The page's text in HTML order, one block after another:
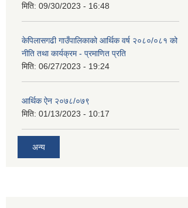
मिति: 09/30/2023 - 16:48
केपिलासगढी गाउँपालिकाको आर्थिक वर्ष २०८०/०८१ को
नीति तथा कार्यक्रम - प्रमाणित प्रति
मिति: 06/27/2023 - 19:24
आर्थिक ऐन २०७८/०७९
मिति: 01/13/2023 - 10:17
अन्य